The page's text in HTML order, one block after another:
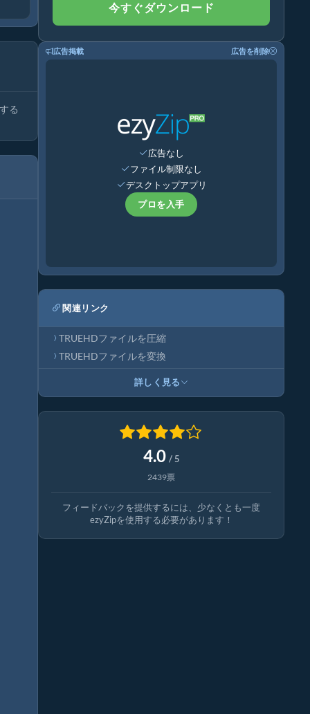
る
今すぐダウンロード
広告掲載 広告を削除
広告なし
ファイル制限なし
デスクトップアプリ
プロを入手
関連リンク
TRUEHDファイルを圧縮
TRUEHDファイルを変換
詳しく見る
4.0 / 5
2439票
フィードバックを提供するには、少なくとも一度
ezyZipを使用する必要があります！